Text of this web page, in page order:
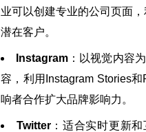
业可以创建专业的公司页面
潜在客户。
Instagram ：以视觉内容
容，利用Instagram Stories
响者合作扩大品牌影响力。
Twitter：适合实时更新